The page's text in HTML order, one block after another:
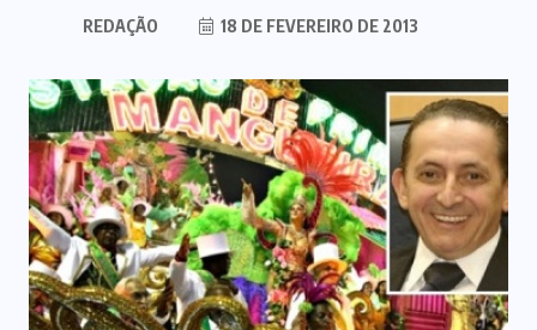
REDAÇÃO 18 DE FEVEREIRO DE 2013